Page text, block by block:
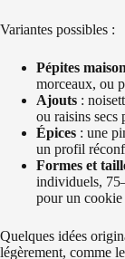
Variantes possibles :
Pépites maison
morceaux, ou
Ajouts :
ou raisins secs
Épices : une
un profil
Formes et
individuels,
pour un cookie
Quelques idées
légèrement, comme